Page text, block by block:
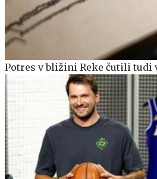
Potres v bližini Reke čutili tudi